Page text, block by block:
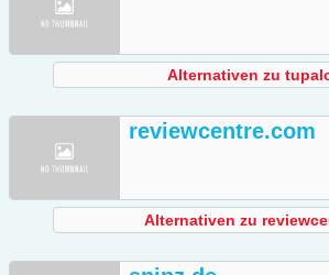
Alternativen zu
reviewcentre.com
Alternativen zu